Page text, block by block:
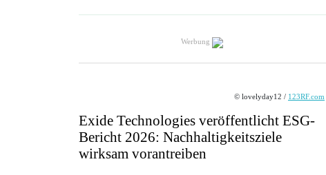
Werbung
© lovelyday12 / 123RF.com
Exide Technologies veröffentlicht ESG-
Bericht 2026: Nachhaltigkeitsziele
wirksam vorantreiben